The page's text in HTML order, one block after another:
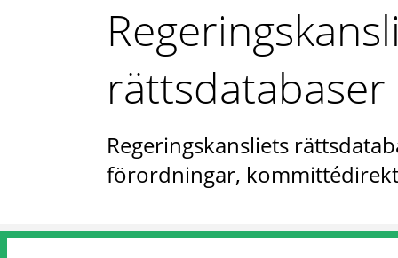
rättsdatabaser
Regeringskansliets
förordningar,